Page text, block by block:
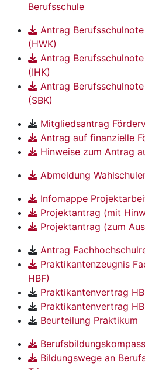
Berufsschule
Antrag
(HWK)
Antrag
(IHK)
Antrag
(SBK)
Mitgliedsantrag
Antrag auf finanzielle
Hinweise zum Antrag
Abmeldung
Infomappe
Projektantrag (mit
Projektantrag (zum
Antrag
Praktikantenzeugnis
HBF)
Praktikantenvertrag
Praktikantenvertrag
Beurteilung Praktikum
Berufsbildungskompass
Bildungswege an